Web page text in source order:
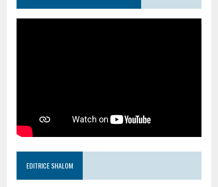
EDITRICE SHALOM